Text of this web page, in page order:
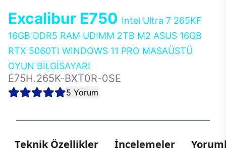
Excalibur E750 Intel Ultra 7 265KF
16GB DDR5 RAM UDIMM 2TB M2 ASUS 16GB
RTX 5060TI WINDOWS 11 PRO MASAÜSTÜ
OYUN BİLGİSAYARI
E75H.265K-BXT0R-0SE
5 Yorum
Teknik Özellikler İncelemeler